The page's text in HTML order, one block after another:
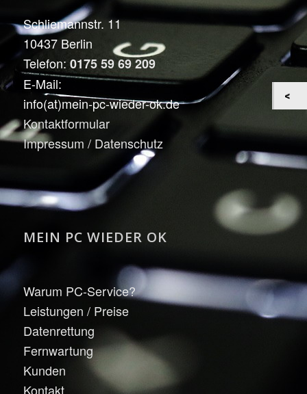
Schliemannstr. 11
10437 Berlin
Telefon: 0175 59 69 209
E-Mail:
info(at)mein-pc-wieder-ok.de
Kontaktformular
Impressum / Datenschutz
MEIN PC WIEDER OK
Warum PC-Service?
Leistungen / Preise
Datenrettung
Fernwartung
Kunden
Kontakt